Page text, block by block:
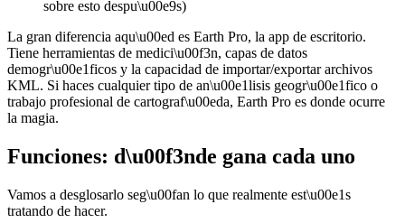
sobre esto despu\u00e9s)
La gran diferencia aqu\u00ed es Earth Pro, la app de escritorio.
Tiene herramientas de medici\u00f3n, capas de datos
demogr\u00e1ficos y la capacidad de importar/exportar archivos
KML. Si haces cualquier tipo de an\u00e1lisis geogr\u00e1fico o
trabajo profesional de cartograf\u00eda, Earth Pro es donde ocurre
la magia.
Funciones: d\u00f3nde gana cada uno
Vamos a desglosarlo seg\u00fan lo que realmente est\u00e1s
tratando de hacer.